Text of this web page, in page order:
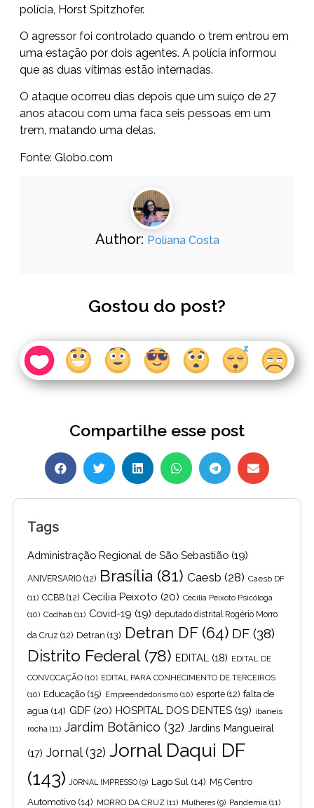
polícia, Horst Spitzhofer.
O agressor foi controlado quando o trem entrou em
uma estação por dois agentes. A polícia informou
que as duas vítimas estão internadas.
O ataque ocorreu dias depois que um suíço de 27
anos atacou com uma faca seis pessoas em um
trem, matando uma delas.
Fonte: Globo.com
Author: Poliana Costa
Gostou do post?
Compartilhe esse post
Tags
Administração Regional de São Sebastião (19)
ANIVERSARIO (12) Brasília (81) Caesb (28) Caesb DF
(11) CCBB (12) Cecilia Peixoto (20) Cecília Peixoto Psicóloga
(10) Codhab (11) Covid-19 (19) deputado distrital Rogério Morro
da Cruz (12) Detran (13) Detran DF(64) DF (38)
Distrito Federal(78) EDITAL (18) EDITAL DE
CONVOCAÇÃO (10) EDITAL PARA CONHECIMENTO DE TERCEIROS
(10) Educação (15) Empreendedorismo (10) esporte (12) falta de
agua (14) GDF (20) HOSPITAL DOS DENTES (19) ibaneis
rocha (11) Jardim Botânico (32) Jardins Mangueiral
(17) Jornal(32) Jornal Daqui DF
(143)
JORNAL IMPRESSO (9) Lago Sul (14) M5 Centro
Automotivo (14) MORRO DA CRUZ (11) Mulheres (9) Pandemia (11)